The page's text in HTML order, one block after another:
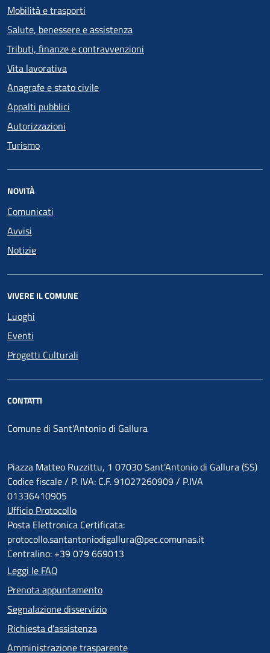
Mobilità e trasporti
Salute, benessere e assistenza
Tributi, finanze e contravvenzioni
Vita lavorativa
Anagrafe e stato civile
Appalti pubblici
Autorizzazioni
Turismo
NOVITÀ
Comunicati
Avvisi
Notizie
VIVERE IL COMUNE
Luoghi
Eventi
Progetti Culturali
CONTATTI
Comune di Sant'Antonio di Gallura
Piazza Matteo Ruzzittu, 1 07030 Sant'Antonio di Gallura (SS)
Codice fiscale / P. IVA: C.F. 91027260909 / P.IVA
01336410905
Ufficio Protocollo
Posta Elettronica Certificata:
protocollo.santantoniodigallura@pec.comunas.it
Centralino: +39 079 669013
Leggi le FAQ
Prenota appuntamento
Segnalazione disservizio
Richiesta d'assistenza
Amministrazione trasparente